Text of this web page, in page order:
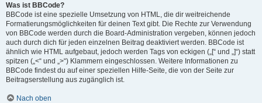
Was ist BBCode?
BBCode ist eine spezielle Umsetzung von HTML, die dir weitreichende
Formatierungsmöglichkeiten für deinen Text gibt. Die Rechte zur Verwendung
von BBCode werden durch die Board-Administration vergeben, können jedoch
auch durch dich für jeden einzelnen Beitrag deaktiviert werden. BBCode ist
ähnlich wie HTML aufgebaut, jedoch werden Tags von eckigen („[“ und „]“) statt
spitzen („<“ und „>“) Klammern eingeschlossen. Weitere Informationen zu
BBCode findest du auf einer speziellen Hilfe-Seite, die von der Seite zur
Beitragserstellung aus zugänglich ist.
Nach oben